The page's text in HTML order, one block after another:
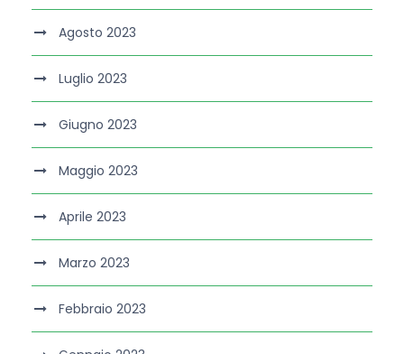
Agosto 2023
Luglio 2023
Giugno 2023
Maggio 2023
Aprile 2023
Marzo 2023
Febbraio 2023